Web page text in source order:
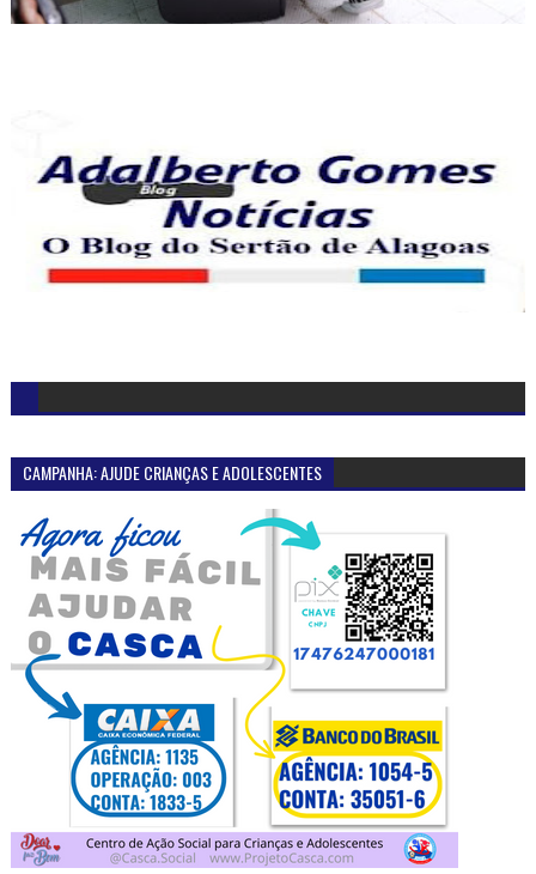
CAMPANHA: AJUDE CRIANÇAS E ADOLESCENTES